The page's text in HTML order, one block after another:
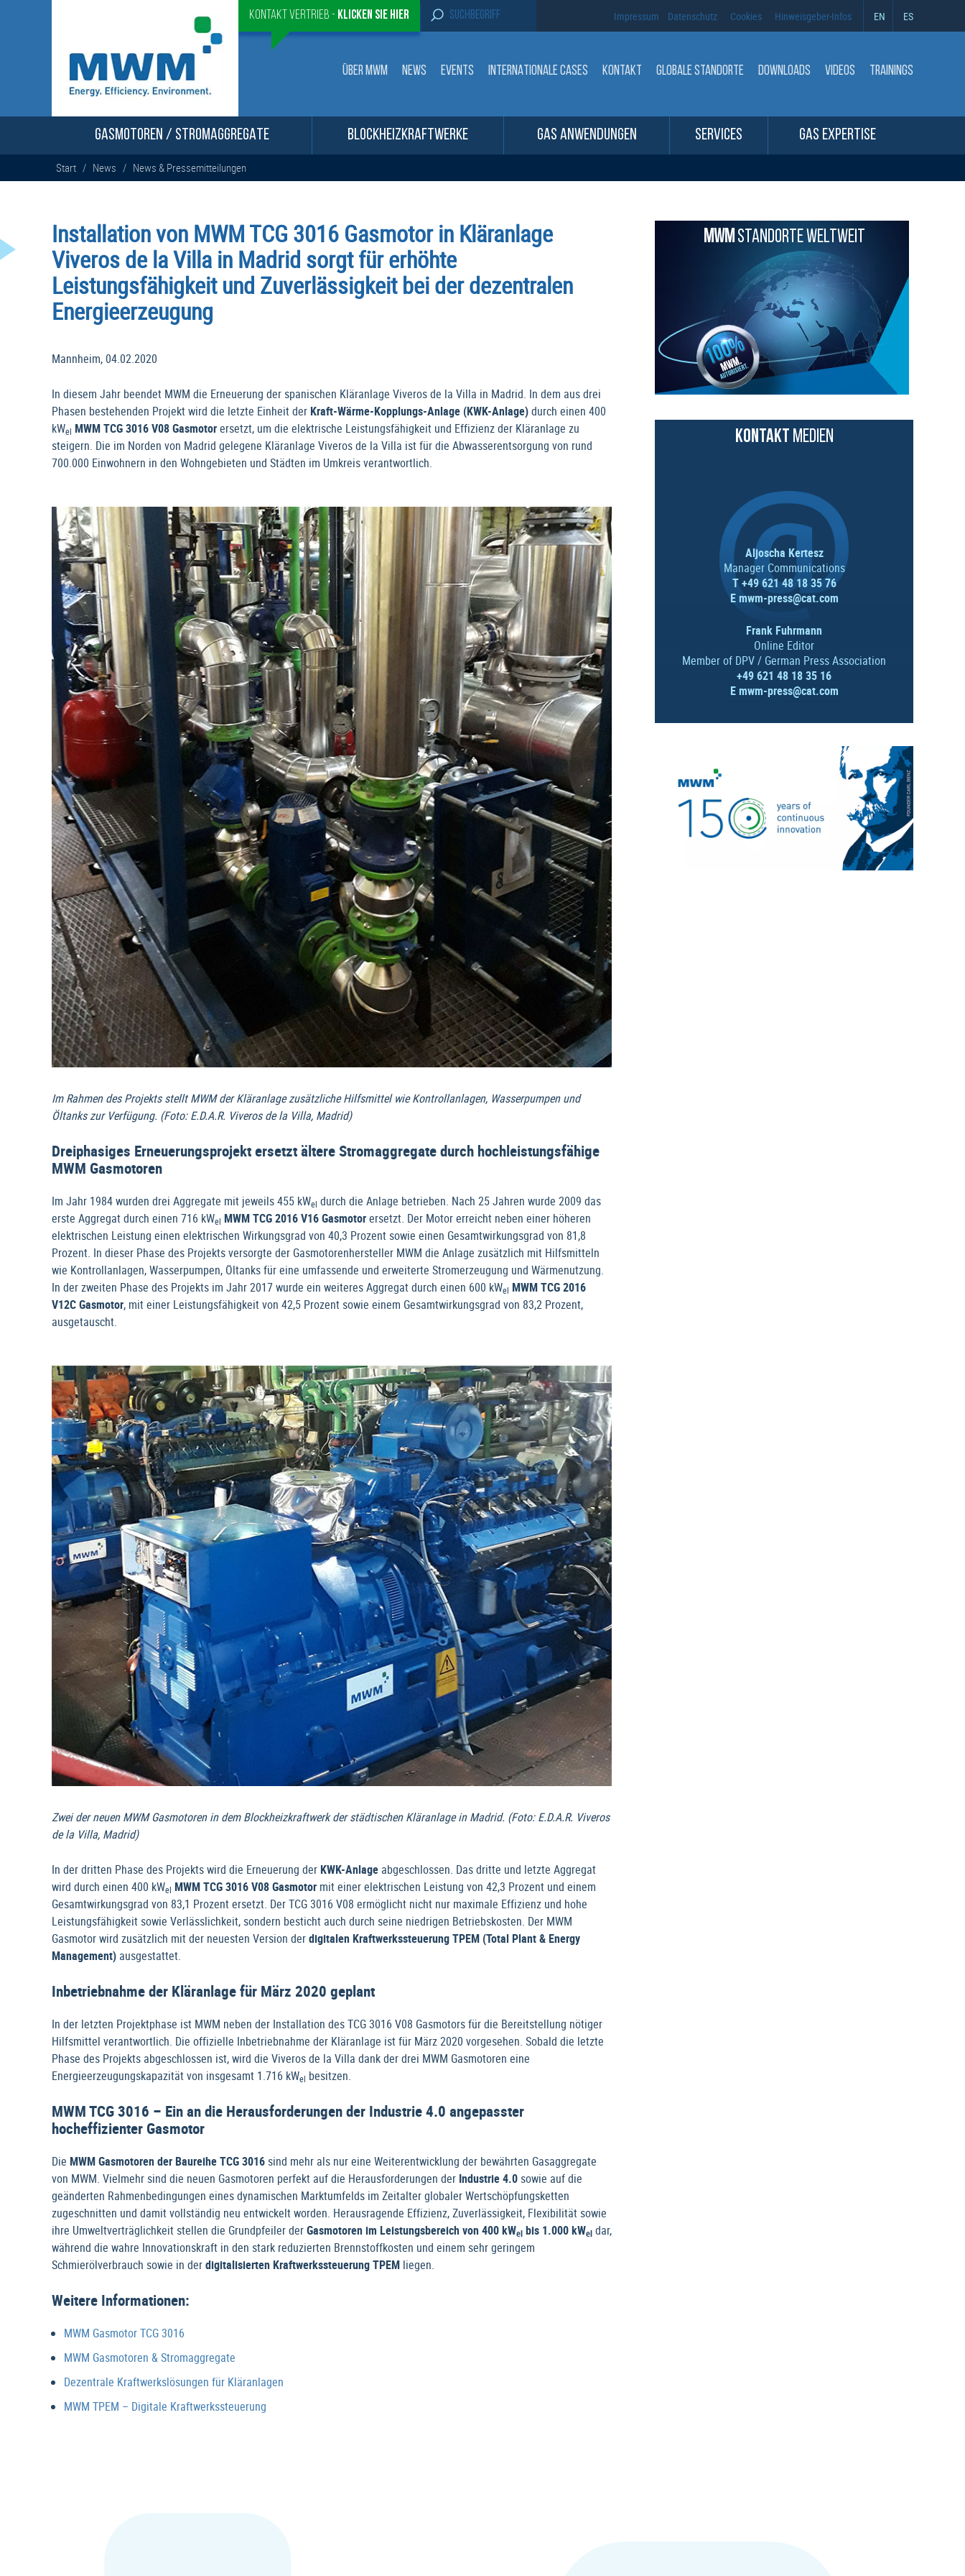
Kontakt Vertrieb - Klicken sie Hier
S
e
r
:
Impressum Datenschutz Cookies Hinweisgeber-Infos EN ES
ÜBER MWM NEWS EVENTS INTERNATIONALE CASES KONTAKT GLOBALE STANDORTE DOWNLOADS VIDEOS TRAININGS
GASMOTOREN / STROMAGGREGATE BLOCKHEIZKRAFTWERKE GAS ANWENDUNGEN SERVICES GAS EXPERTISE
Start / News / News & Pressemitteilungen
Installation von MWM TCG 3016 Gasmotor in Kläranlage
Viveros de la Villa in Madrid sorgt für erhöhte
Leistungsfähigkeit und Zuverlässigkeit bei der dezentralen
Energieerzeugung
Mannheim, 04.02.2020
In diesem Jahr beendet MWM die Erneuerung der spanischen Kläranlage Viveros de la Villa in Madrid. In dem aus drei
Phasen bestehenden Projekt wird die letzte Einheit der Kraft-Wärme-Kopplungs-Anlage (KWK-Anlage)durch einen 400
kWel MWM TCG 3016 V08 Gasmotorersetzt, um die elektrische Leistungsfähigkeit und Effizienz der Kläranlage zu
steigern. Die im Norden von Madrid gelegene Kläranlage Viveros de la Villa ist für die Abwasserentsorgung von rund
700.000 Einwohnern in den Wohngebieten und Städten im Umkreis verantwortlich.
Im Rahmen des Projekts stellt MWM der Kläranlage zusätzliche Hilfsmittel wie Kontrollanlagen, Wasserpumpen und
Öltanks zur Verfügung. (Foto: E.D.A.R. Viveros de la Villa, Madrid)
Dreiphasiges Erneuerungsprojekt ersetzt ältere Stromaggregate durch hochleistungsfähige
MWM Gasmotoren
Im Jahr 1984 wurden drei Aggregate mit jeweils 455 kWel durch die Anlage betrieben. Nach 25 Jahren wurde 2009 das
erste Aggregat durch einen 716 kWel MWM TCG 2016 V16 Gasmotorersetzt. Der Motor erreicht neben einer höheren
elektrischen Leistung einen elektrischen Wirkungsgrad von 40,3 Prozent sowie einen Gesamtwirkungsgrad von 81,8
Prozent. In dieser Phase des Projekts versorgte der Gasmotorenhersteller MWM die Anlage zusätzlich mit Hilfsmitteln
wie Kontrollanlagen, Wasserpumpen, Öltanks für eine umfassende und erweiterte Stromerzeugung und Wärmenutzung.
In der zweiten Phase des Projekts im Jahr 2017 wurde ein weiteres Aggregat durch einen 600 kWel MWM TCG 2016
V12C Gasmotor, mit einer Leistungsfähigkeit von 42,5 Prozent sowie einem Gesamtwirkungsgrad von 83,2 Prozent,
ausgetauscht.
Zwei der neuen MWM Gasmotoren in dem Blockheizkraftwerk der städtischen Kläranlage in Madrid. (Foto: E.D.A.R. Viveros
de la Villa, Madrid)
In der dritten Phase des Projekts wird die Erneuerung der KWK-Anlage abgeschlossen. Das dritte und letzte Aggregat
wird durch einen 400 kWel MWM TCG 3016 V08 Gasmotor mit einer elektrischen Leistung von 42,3 Prozent und einem
Gesamtwirkungsgrad von 83,1 Prozent ersetzt. Der TCG 3016 V08 ermöglicht nicht nur maximale Effizienz und hohe
Leistungsfähigkeit sowie Verlässlichkeit, sondern besticht auch durch seine niedrigen Betriebskosten. Der MWM
Gasmotor wird zusätzlich mit der neuesten Version derdigitalen Kraftwerkssteuerung TPEM (Total Plant & Energy
Management) ausgestattet.
Inbetriebnahme der Kläranlage für März 2020 geplant
In der letzten Projektphase ist MWM neben der Installation des TCG 3016 V08 Gasmotors für die Bereitstellung nötiger
Hilfsmittel verantwortlich. Die offizielle Inbetriebnahme der Kläranlage ist für März 2020 vorgesehen. Sobald die letzte
Phase des Projekts abgeschlossen ist, wird die Viveros de la Villa dank der drei MWM Gasmotoren eine
Energieerzeugungskapazität von insgesamt 1.716 kWel besitzen.
MWM TCG 3016 – Ein an die Herausforderungen der Industrie 4.0 angepasster
hocheffizienter Gasmotor
Die MWM Gasmotoren der Baureihe TCG 3016 sind mehr als nur eine Weiterentwicklung der bewährten Gasaggregate
von MWM. Vielmehr sind die neuen Gasmotoren perfekt auf die Herausforderungen der Industrie 4.0 sowie auf die
geänderten Rahmenbedingungen eines dynamischen Marktumfelds im Zeitalter globaler Wertschöpfungsketten
zugeschnitten und damit vollständig neu entwickelt worden. Herausragende Effizienz, Zuverlässigkeit, Flexibilität sowie
ihre Umweltverträglichkeit stellen die Grundpfeiler derGasmotoren im Leistungsbereich von 400 kWel bis 1.000 kWel dar,
während die wahre Innovationskraft in den stark reduzierten Brennstoffkosten und einem sehr geringem
Schmierölverbrauch sowie in derdigitalisierten Kraftwerkssteuerung TPEM liegen.
Weitere Informationen:
MWM Gasmotor TCG 3016
MWM Gasmotoren & Stromaggregate
Dezentrale Kraftwerkslösungen für Kläranlagen
MWM TPEM – Digitale Kraftwerkssteuerung
MWMSTANDORTE WELTWEIT
KONTAKT MEDIEN
Aljoscha Kertesz
Manager Communications
T +49 621 48 18 35 76
Emwm-press@cat.com
Frank Fuhrmann
Online Editor
Member of DPV / German Press Association
+49 621 48 18 35 16
Emwm-press@cat.com